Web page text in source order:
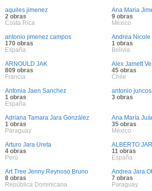
aquiles jimenez
2 obras
Costa Rica
Ana Maria
9 obras
México
antonio jimenez campos
170 obras
España
Andrea
1 obras
Bolivia
ARNOULD JAK
809 obras
Francia
Alex Jamett
45 obras
Chile
Antonia Jaen Sanchez
1 obras
España
antonio
3 obras
Adriana Tamara Jara González
1 obras
Paraguay
Ana María
35 obras
México
Arturo Jara Ureta
4 obras
Perú
ALBERTO
11 obras
España
Art Tree Jenny Reynoso Bruno
8 obras
República Dominicana
Andrea Jara
7 obras
Paraguay